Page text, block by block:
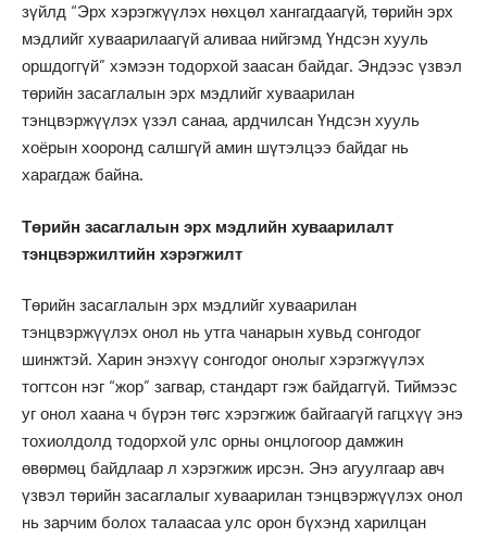
зүйлд “Эрх хэрэгжүүлэх нөхцөл хангагдаагүй, төрийн эрх
мэдлийг хуваарилаагүй аливаа нийгэмд Үндсэн хууль
оршдоггүй” хэмээн тодорхой заасан байдаг. Эндээс үзвэл
төрийн засаглалын эрх мэдлийг хуваарилан
тэнцвэржүүлэх үзэл санаа, ардчилсан Үндсэн хууль
хоёрын хооронд салшгүй амин шүтэлцээ байдаг нь
харагдаж байна.
Төрийн засаглалын эрх мэдлийн хуваарилалт
тэнцвэржилтийн хэрэгжилт
Төрийн засаглалын эрх мэдлийг хуваарилан
тэнцвэржүүлэх онол нь утга чанарын хувьд сонгодог
шинжтэй. Харин энэхүү сонгодог онолыг хэрэгжүүлэх
тогтсон нэг “жор” загвар, стандарт гэж байдаггүй. Тиймээс
уг онол хаана ч бүрэн төгс хэрэгжиж байгаагүй гагцхүү энэ
тохиолдолд тодорхой улс орны онцлогоор дамжин
өвөрмөц байдлаар л хэрэгжиж ирсэн. Энэ агуулгаар авч
үзвэл төрийн засаглалыг хуваарилан тэнцвэржүүлэх онол
нь зарчим болох талаасаа улс орон бүхэнд харилцан